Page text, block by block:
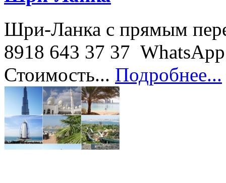
Шри-Ланка с прямым
8918 643 37 37
Стоимость... Подробнее...